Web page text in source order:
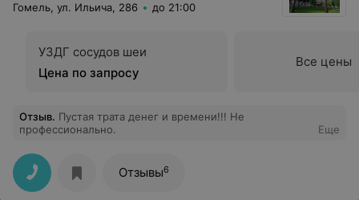
Гомель, ул. Ильича, 286 до 21:00
УЗДГ сосудов шеи
Цена по запросу
Все цены
Отзыв. Пустая трата денег и времени!!! Не
профессионально.
Еще
Отзывы6